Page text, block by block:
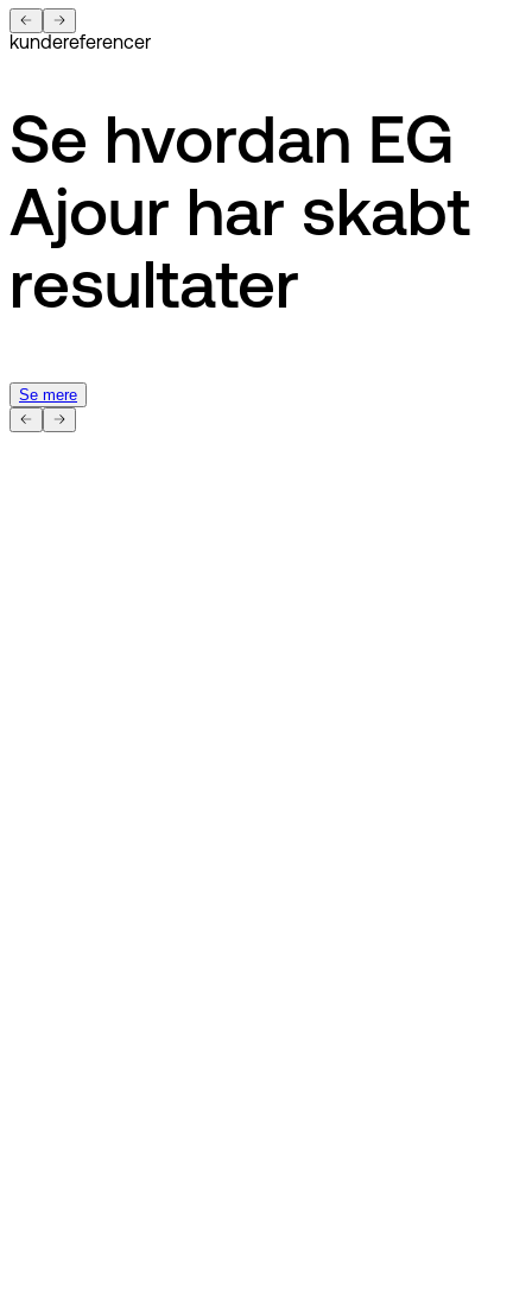
kundereferencer
Se hvordan EG
Ajour har skabt
resultater
Se mere